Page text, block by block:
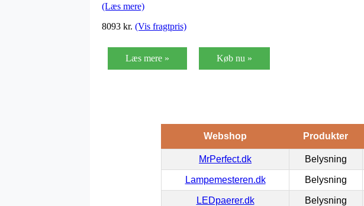
(Læs mere)
8093 kr. (Vis fragtpris)
Læs mere » Køb nu »
Webshop Produkter
MrPerfect.dk Belysning
Lampemesteren.dk Belysning
LEDpaerer.dk Belysning